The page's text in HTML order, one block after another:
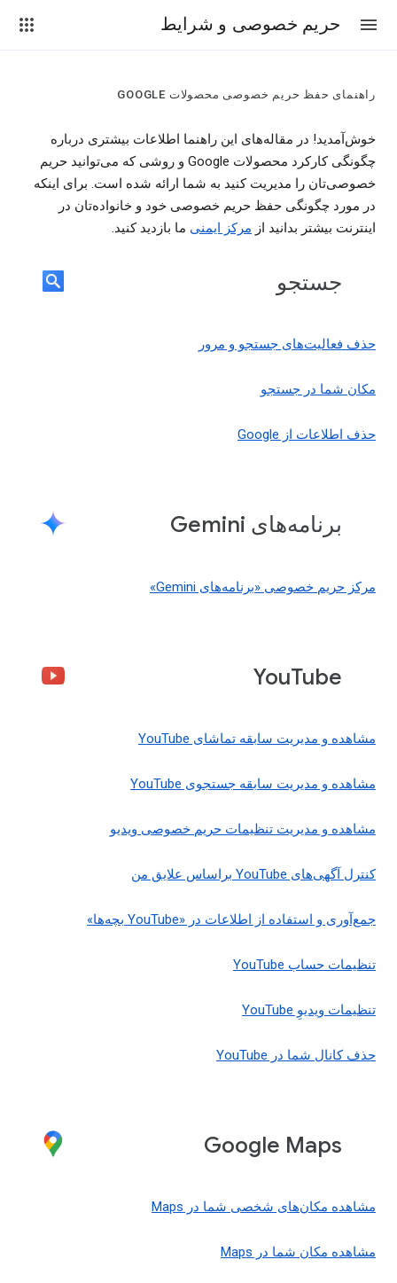
حریم خصوصی و شرایط
راهنمای حفظ حریم خصوصی محصولات GOOGLE
خوش‌آمدید! در مقاله‌های این راهنما اطلاعات بیشتری درباره
چگونگی کارکرد محصولات Google و روشی که می‌توانید حریم
خصوصی‌تان را مدیریت کنید به شما ارائه شده است. برای اینکه
در مورد چگونگی حفظ حریم خصوصی خود و خانواده‌تان در
اینترنت بیشتر بدانید از مرکز ایمنی ما بازدید کنید.
جستجو
حذف فعالیت‌های جستجو و مرور
مکان شما در جستجو
حذف اطلاعات از Google
برنامه‌های Gemini
مرکز حریم خصوصی «برنامه‌های Gemini»
YouTube
مشاهده و مدیریت سابقه تماشای YouTube
مشاهده و مدیریت سابقه جستجوی YouTube
مشاهده و مدیریت تنظیمات حریم خصوصی ویدیو
کنترل آگهی‌های YouTube براساس علایق من
جمع‌آوری و استفاده از اطلاعات در «YouTube بچه‌ها»
تنظیمات حساب YouTube
تنظیمات ویدیوِ YouTube
حذف کانال شما در YouTube
Google Maps
مشاهده مکان‌های شخصی شما در Maps
مشاهده مکان شما در Maps